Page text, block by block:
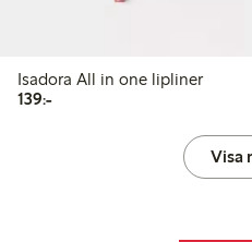
Isadora All in one lipliner
139:-139,00 kr
Visa